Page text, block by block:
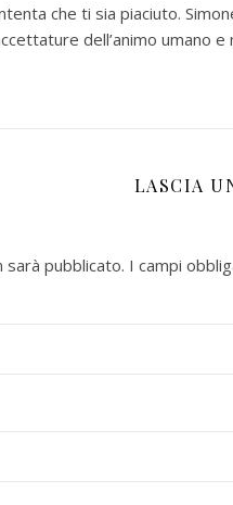
che ti sia piaciuto.
dell’animo umano
LASCIA
sarà pubblicato. I campi